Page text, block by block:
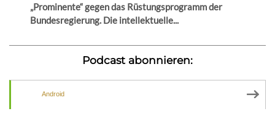
„Prominente“ gegen das Rüstungsprogramm der
Bundesregierung. Die intellektuelle...
Podcast abonnieren:
Android